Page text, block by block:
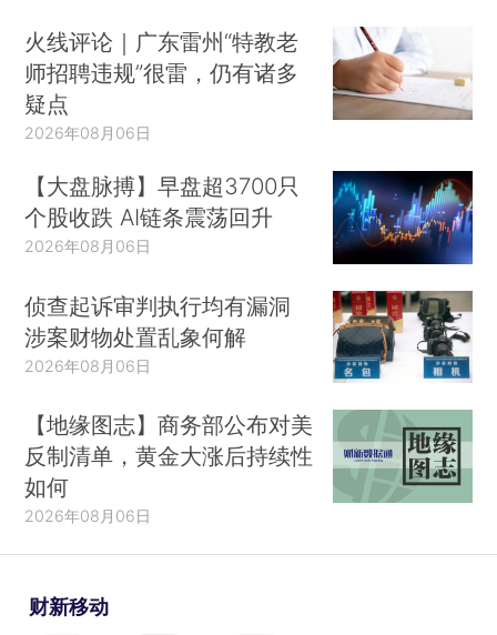
火线评论｜广东雷州“特教老
师招聘违规”很雷，仍有诸多
疑点
2026年08月06日
【大盘脉搏】早盘超3700只
个股收跌 AI链条震荡回升
2026年08月06日
侦查起诉审判执行均有漏洞
涉案财物处置乱象何解
2026年08月06日
【地缘图志】商务部公布对美
反制清单，黄金大涨后持续性
如何
2026年08月06日
财新移动